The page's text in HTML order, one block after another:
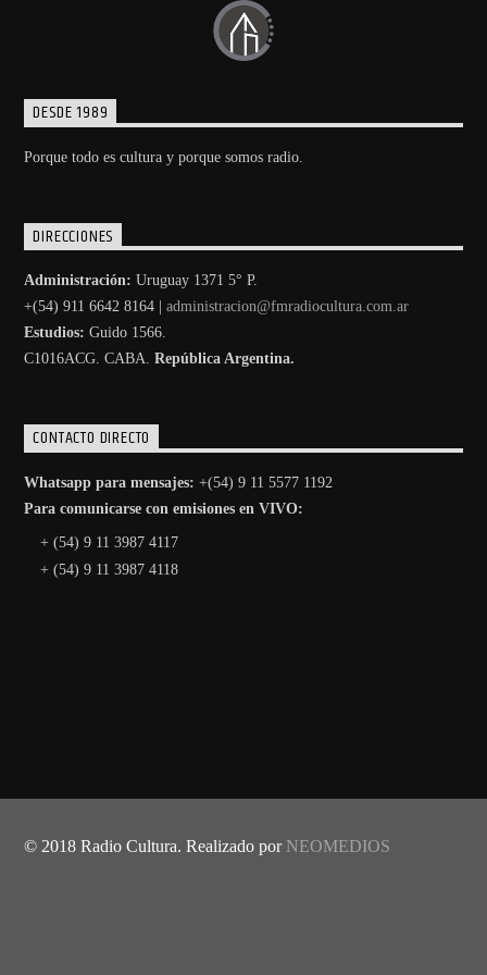
DESDE 1989
Porque todo es cultura y porque somos radio.
DIRECCIONES
Administración: Uruguay 1371 5° P.
+(54) 911 6642 8164 |administracion@fmradiocultura.com.ar
Estudios: Guido 1566.
C1016ACG. CABA.República Argentina.
CONTACTO DIRECTO
Whatsapp para mensajes: +(54) 9 11 5577 1192
Para comunicarse con emisiones en VIVO:
+ (54) 9 11 3987 4117
+ (54) 9 11 3987 4118
© 2018 Radio Cultura. Realizado por NEOMEDIOS